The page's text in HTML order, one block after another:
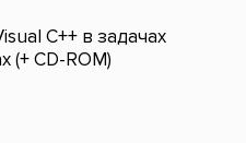
C++ в задачах
(+ CD-ROM)